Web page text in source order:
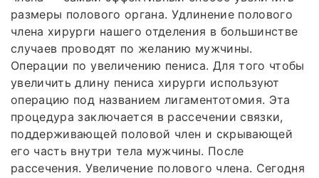
размеры полового органа. Удлинение полового
члена хирурги нашего отделения в большинстве
случаев проводят по желанию мужчины.
Операции по увеличению пениса. Для того чтобы
увеличить длину пениса хирурги используют
операцию под названием лигаментотомия. Эта
процедура заключается в рассечении связки,
поддерживающей половой член и скрывающей
его часть внутри тела мужчины. После
рассечения. Увеличение полового члена. Сегодня